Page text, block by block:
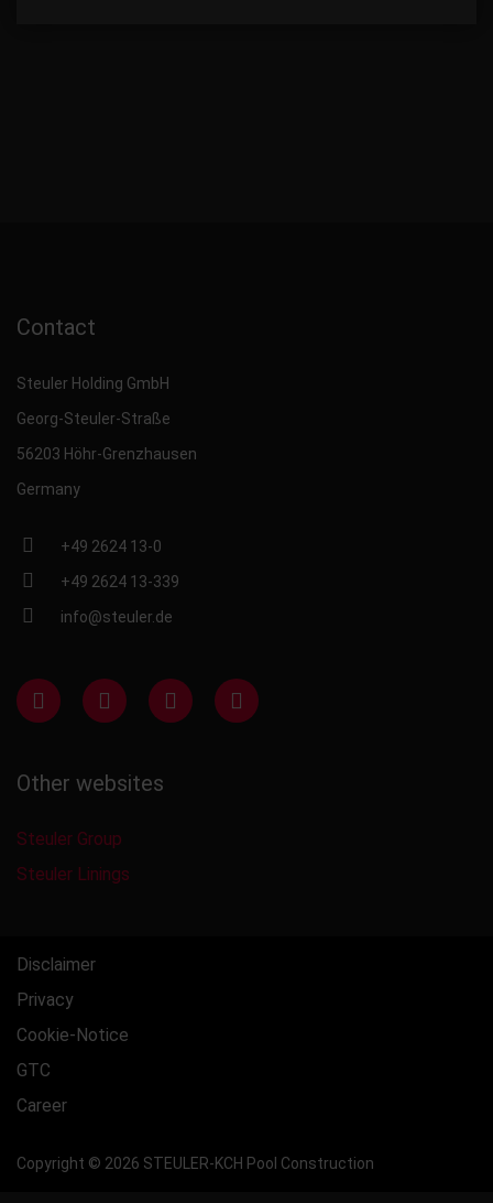
Contact
Steuler Holding GmbH
Georg-Steuler-Straße
56203 Höhr-Grenzhausen
Germany
+49 2624 13-0
+49 2624 13-339
info@steuler.de
Other websites
Steuler Group
Steuler Linings
Disclaimer
Privacy
Cookie-Notice
GTC
Career
Copyright © 2026 STEULER-KCH Pool Construction